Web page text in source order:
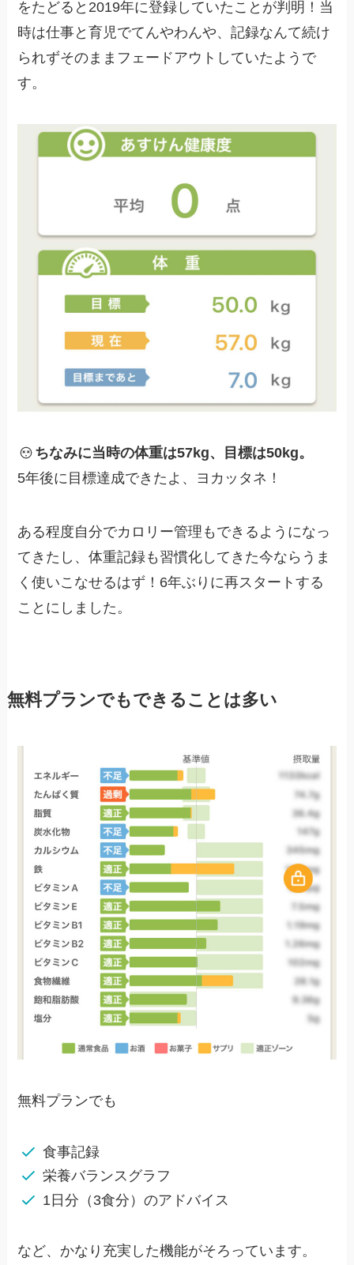
をたどると2019年に登録していたことが判明！当
時は仕事と育児でてんやわんや、記録なんて続け
られずそのままフェードアウトしていたようで
す。
ちなみに当時の体重は57kg、目標は50kg。
5年後に目標達成できたよ、ヨカッタネ！
ある程度自分でカロリー管理もできるようになっ
てきたし、体重記録も習慣化してきた今ならうま
く使いこなせるはず！6年ぶりに再スタートする
ことにしました。
無料プランでもできることは多い
無料プランでも
食事記録
栄養バランスグラフ
1日分（3食分）のアドバイス
など、かなり充実した機能がそろっています。